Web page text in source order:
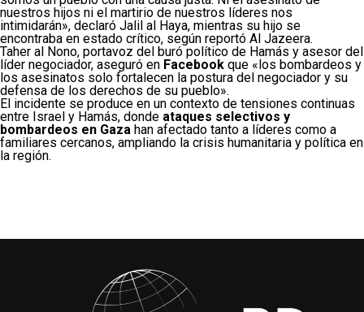
nuestros hijos ni el martirio de nuestros líderes nos
intimidarán», declaró Jalil al Haya, mientras su hijo se
encontraba en estado crítico, según reportó Al Jazeera.
Taher al Nono, portavoz del buró político de Hamás y asesor del
líder negociador, aseguró en Facebook que «los bombardeos y
los asesinatos solo fortalecen la postura del negociador y su
defensa de los derechos de su pueblo».
El incidente se produce en un contexto de tensiones continuas
entre Israel y Hamás, donde ataques selectivos y
bombardeos en Gaza han afectado tanto a líderes como a
familiares cercanos, ampliando la crisis humanitaria y política en
la región.